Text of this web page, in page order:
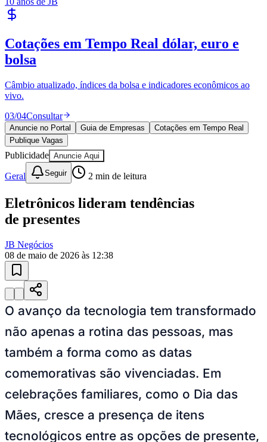
Sport
Cotações em Tempo Real dólar, euro e
bolsa
Câmbio atualizado, índices da bolsa e indicadores econômicos ao
vivo.
03/04Consultar
Anuncie no Portal Guia de Empresas
Cotações em Tempo Real
Publique Vagas
Publicidade Anuncie Aqui
Geral Seguir 2 min de leitura
Eletrônicos lideram tendências
de presentes
JB Negócios
08 de maio de 2026 às 12:38
O avanço da tecnologia tem transformado
não apenas a rotina das pessoas, mas
também a forma como as datas
comemorativas são vivenciadas. Em
celebrações familiares, como o Dia das
Mães, cresce a presença de itens
tecnológicos entre as opções de presente,